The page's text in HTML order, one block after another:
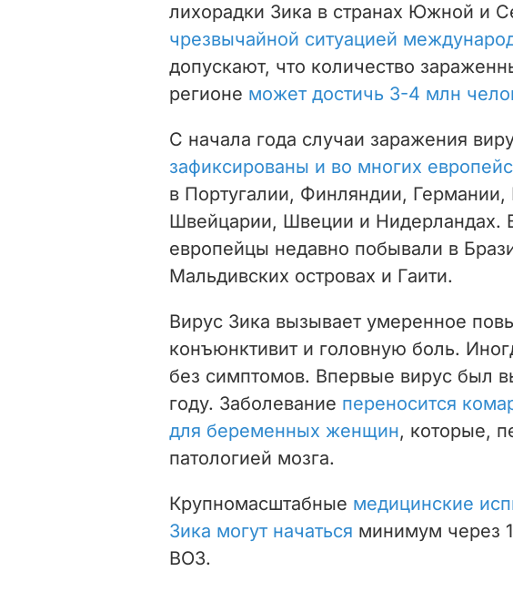
лихорадки Зика в странах Южной и
чрезвычайной ситуацией
допускают, что количество
регионе может достичь 3-4 млн
С начала года случаи заражения
зафиксированы и во многих
в Португалии, Финляндии,
Швейцарии, Швеции и Нидерландах.
европейцы недавно побывали в
Мальдивских островах и Гаити.
Вирус Зика вызывает умеренное
конъюнктивит и головную боль.
без симптомов. Впервые вирус был
году. Заболевание переносится
для беременных женщин, которые,
патологией мозга.
Крупномасштабные медицинские
Зика могут начаться минимум через
ВОЗ.